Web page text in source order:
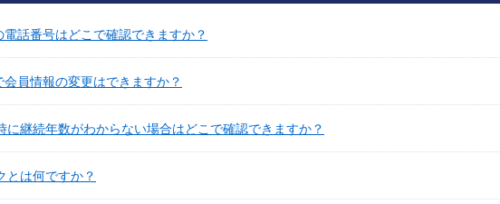
話番号はどこで確認できますか？
員情報の変更はできますか？
に継続年数がわからない場合はどこで確認できますか？
とは何ですか？